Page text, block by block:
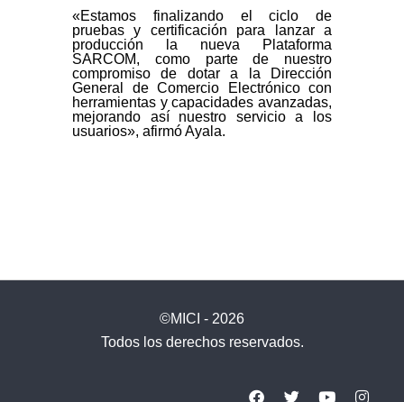
«Estamos finalizando el ciclo de
pruebas y certificación para lanzar a
producción la nueva Plataforma
SARCOM, como parte de nuestro
compromiso de dotar a la Dirección
General de Comercio Electrónico con
herramientas y capacidades avanzadas,
mejorando así nuestro servicio a los
usuarios», afirmó Ayala.
©MICI - 2026
Todos los derechos reservados.